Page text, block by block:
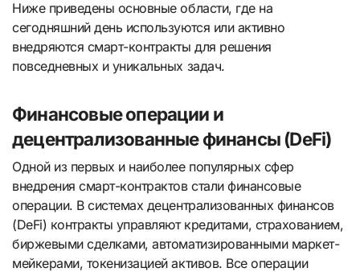
Ниже приведены основные области, где на
сегодняшний день используются или активно
внедряются смарт-контракты для решения
повседневных и уникальных задач.
Финансовые операции и
децентрализованные финансы (DeFi)
Одной из первых и наиболее популярных сфер
внедрения смарт-контрактов стали финансовые
операции. В системах децентрализованных финансов
(DeFi) контракты управляют кредитами, страхованием,
биржевыми сделками, автоматизированными маркет-
мейкерами, токенизацией активов. Все операции